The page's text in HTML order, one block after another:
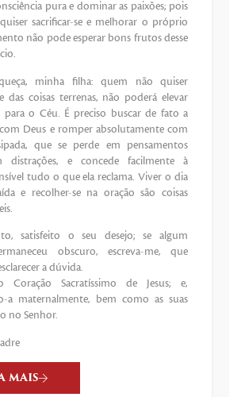
pura e dominar as paixões; pois
sacrificar-se e melhorar o próprio
não pode esperar bons frutos desse
minha filha: quem não quiser
das coisas terrenas, não poderá elevar
para o Céu. É preciso buscar de fato a
Deus e romper absolutamente com
que se perde em pensamentos
distrações, e concede facilmente à
tudo o que ela reclama. Viver o dia
e recolher-se na oração são coisas
satisfeito o seu desejo; se algum
obscuro, escreva-me, que
a dúvida.
Coração Sacratíssimo de Jesus; e,
a maternalmente, bem como as suas
no Senhor.
MAIS